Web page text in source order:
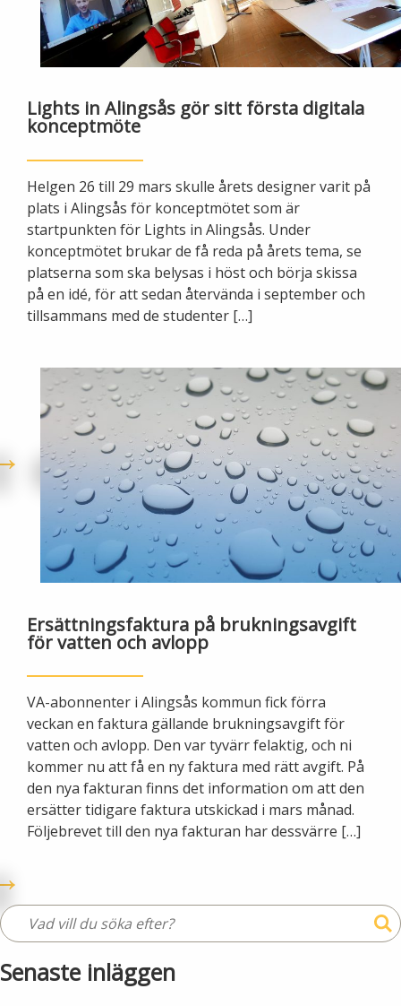
Elmarknaden
Våra avtalsvillkor
Sälj ditt överskott
Ny elanslutning
Tillfällig anslutning/byggskåp
Ändra anslutning
Elmätare och HAN-port
Manuell frånkoppling
Värmepriser och avtalsvillkor
Anslut dig till fjärrvärme
Byggvärme
Fiber
Anslut dig till fiber
Ladda elbil
Felanmälan
Felanmälan
Driftstörningar
Bra att ha hemma vid ett strömavbrott
Flyttanmälan
Öppettider
Ska du gräva?
Ska du bygga eller riva?
Faktura och betalning
Energispartips
Mina Sidor
VA & Renhållning
Vanliga frågor
Badtemperaturer i Alingsås
Arkiv
Om oss
Kontakta oss
Om Alingsås Energi
Miljö och arbetsmiljö
Nyheter
Energiflödet
Lights in Alingsås
Sponsring
Jobba hos oss
Lights in Alingsås gör sitt första digitala
konceptmöte
Helgen 26 till 29 mars skulle årets designer varit på
plats i Alingsås för konceptmötet som är
startpunkten för Lights in Alingsås. Under
konceptmötet brukar de få reda på årets tema, se
platserna som ska belysas i höst och börja skissa
på en idé, för att sedan återvända i september och
tillsammans med de studenter […]
Ersättningsfaktura på brukningsavgift
för vatten och avlopp
VA-abonnenter i Alingsås kommun fick förra
veckan en faktura gällande brukningsavgift för
vatten och avlopp. Den var tyvärr felaktig, och ni
kommer nu att få en ny faktura med rätt avgift. På
den nya fakturan finns det information om att den
ersätter tidigare faktura utskickad i mars månad.
Följebrevet till den nya fakturan har dessvärre […]
Senaste inläggen